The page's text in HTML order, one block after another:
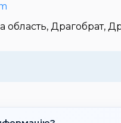
область, Драгобрат,